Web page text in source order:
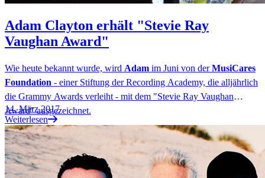
Adam Clayton erhält "Stevie Ray
Vaughan Award"
Wie heute bekannt wurde, wird Adam im Juni von derMusiCares
Foundation - einer Stiftung der Recording Academy, die alljährlich
die Grammy Awards verleiht - mit dem "Stevie Ray Vaughan
Award" ausgezeichnet.
14. März 2017
Weiterlesen